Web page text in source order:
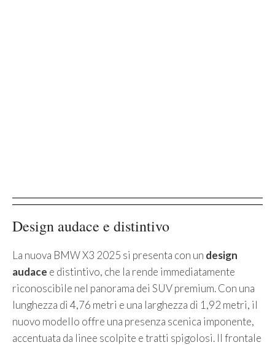
Design audace e distintivo
La nuova BMW X3 2025 si presenta con un design
audace e distintivo, che la rende immediatamente
riconoscibile nel panorama dei SUV premium. Con una
lunghezza di 4,76 metri e una larghezza di 1,92 metri, il
nuovo modello offre una presenza scenica imponente,
accentuata da linee scolpite e tratti spigolosi. Il frontale